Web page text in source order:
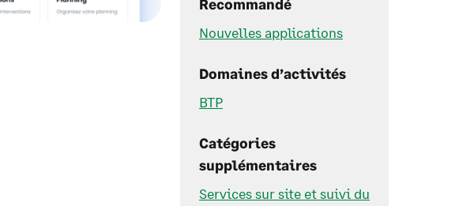
Recommandé
Nouvelles applications
Domaines d’activités
BTP
Catégories
supplémentaires
Services sur site et suivi du